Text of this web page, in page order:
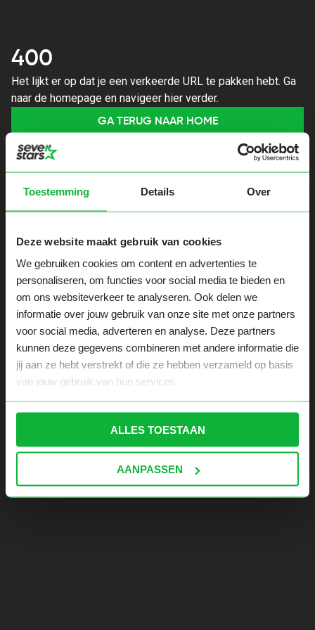
Toestemming Details Over
Deze website maakt gebruik van cookies
We gebruiken cookies om content en advertenties te
personaliseren, om functies voor social media te bieden en
om ons websiteverkeer te analyseren. Ook delen we
informatie over jouw gebruik van onze site met onze partners
voor social media, adverteren en analyse. Deze partners
kunnen deze gegevens combineren met andere informatie die
jij aan ze hebt verstrekt of die ze hebben verzameld op basis
van jouw gebruik van hun services.
ALLES TOESTAAN
AANPASSEN
400
Het lijkt er op dat je een verkeerde URL te pakken hebt. Ga
naar de homepage en navigeer hier verder.
GA TERUG NAAR HOME